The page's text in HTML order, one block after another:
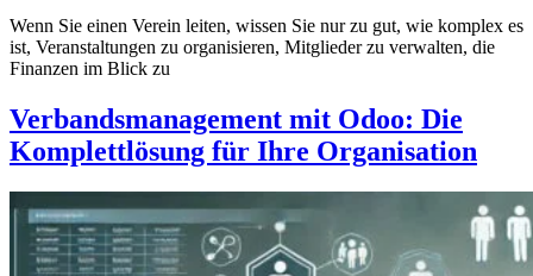
Wenn Sie einen Verein leiten, wissen Sie nur zu gut, wie komplex es
ist, Veranstaltungen zu organisieren, Mitglieder zu verwalten, die
Finanzen im Blick zu
Verbandsmanagement mit Odoo: Die
Komplettlösung für Ihre Organisation